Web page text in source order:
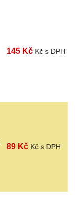
145 Kč Kč s DPH
89 Kč Kč s DPH